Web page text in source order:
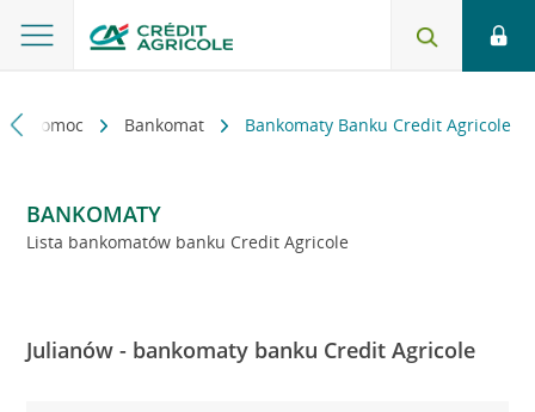
i pomoc Bankomat Bankomaty Banku Credit Agricole
BANKOMATY
Lista bankomatów banku Credit Agricole
Julianów - bankomaty banku Credit Agricole